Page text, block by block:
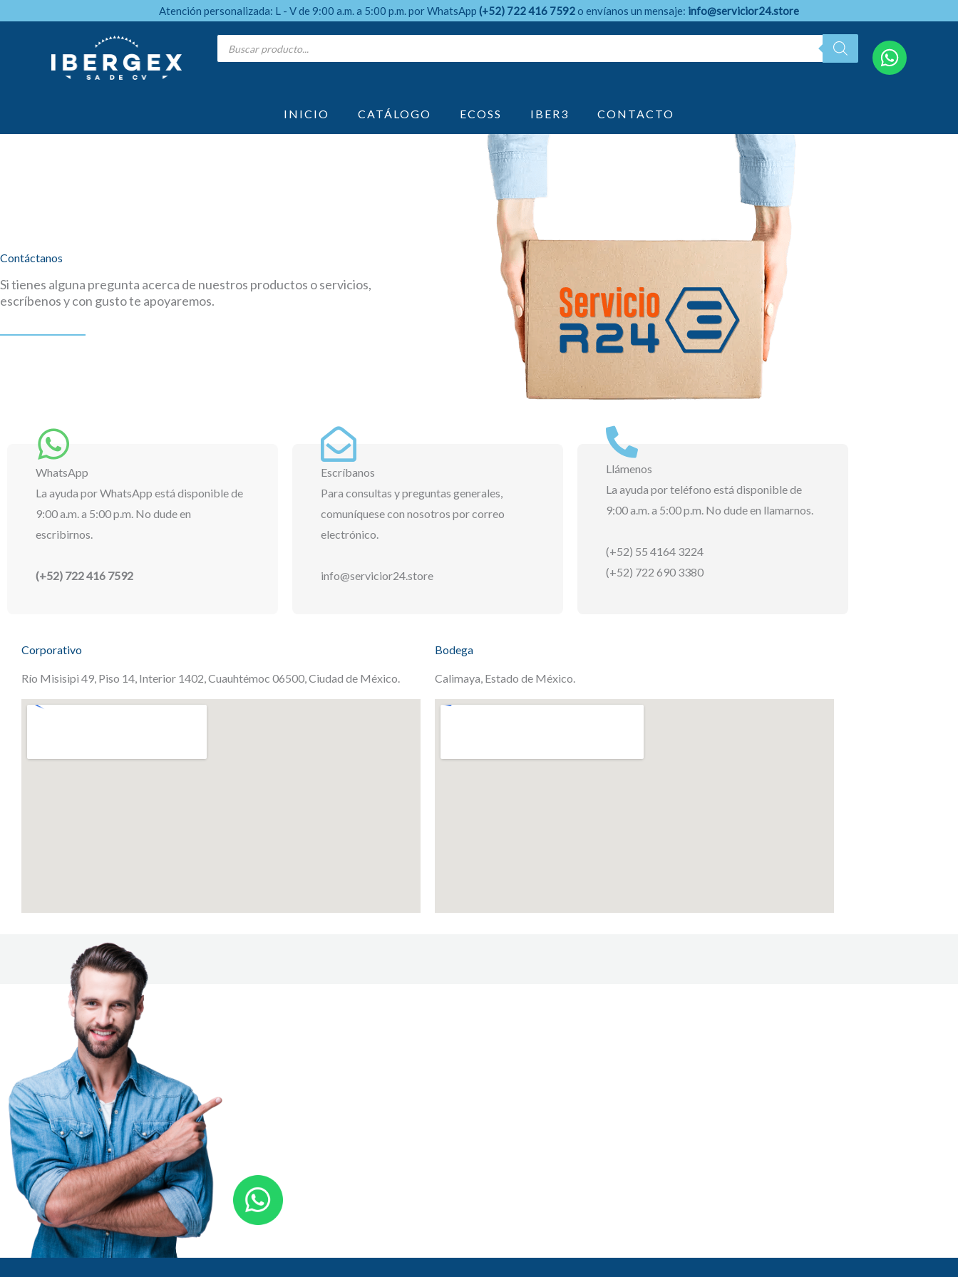
Atención personalizada: L - V de 9:00 a.m. a 5:00 p.m. por WhatsApp (+52) 722 416 7592o envíanos un mensaje: info@servicior24.store
Products
search
INICIO CATÁLOGO ECOSS IBER3 CONTACTO
Contáctanos
Si tienes alguna pregunta acerca de nuestros productos o servicios,
escríbenos y con gusto te apoyaremos.
WhatsApp
La ayuda por WhatsApp está disponible de
9:00 a.m. a 5:00 p.m. No dude en
escribirnos.
(+52) 722 416 7592
Escríbanos
Para consultas y preguntas generales,
comuníquese con nosotros por correo
electrónico.
info@servicior24.store
Llámenos
La ayuda por teléfono está disponible de
9:00 a.m. a 5:00 p.m. No dude en llamarnos.
(+52) 55 4164 3224
(+52) 722 690 3380
Corporativo
Río Misisipi 49, Piso 14, Interior 1402, Cuauhtémoc 06500, Ciudad de México.
Bodega
Calimaya, Estado de México.